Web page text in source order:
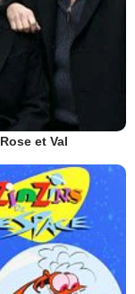
Rose et Val